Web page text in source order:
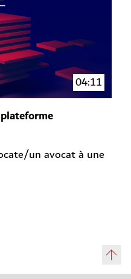
04:11
un avocat à une